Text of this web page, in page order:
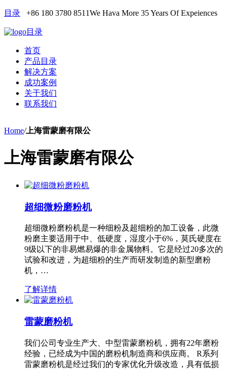
目录 +86 180 3780 8511We Hava More 35 Years Of Expeiences
目录
首页
产品目录
解决方案
成功案例
关于我们
联系我们
Home/上海雷蒙磨有限公
上海雷蒙磨有限公
超细微粉磨粉机
超细微粉磨粉机是一种细粉及超细粉的加工设备，此微
粉磨主要适用于中、低硬度，湿度小于6%，莫氏硬度在
9级以下的非易燃易爆的非金属物料。它是经过20多次的
试验和改进，为超细粉的生产而研发制造的新型磨粉
机，…
了解详情
雷蒙磨粉机
我们公司专业生产大、中型雷蒙磨粉机，拥有22年磨粉
经验，已经成为中国的磨粉机制造商和供应商。 R系列
雷蒙磨粉机是经过我们的专家优化升级改造，具有低损